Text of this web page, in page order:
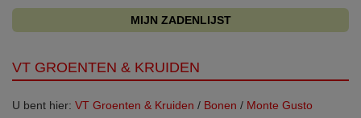
MIJN ZADENLIJST
VT GROENTEN & KRUIDEN
U bent hier: VT Groenten & Kruiden / Bonen / Monte Gusto